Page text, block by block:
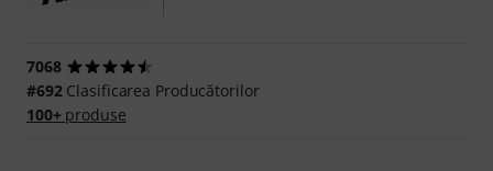
7068
#692Clasificarea Producătorilor
100+produse